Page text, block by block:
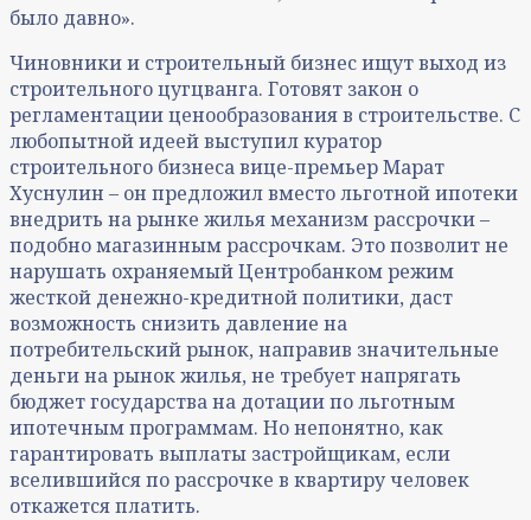
было давно».
Чиновники и строительный бизнес ищут выход из
строительного цугцванга. Готовят закон о
регламентации ценообразования в строительстве. С
любопытной идеей выступил куратор
строительного бизнеса вице-премьер Марат
Хуснулин – он предложил вместо льготной ипотеки
внедрить на рынке жилья механизм рассрочки –
подобно магазинным рассрочкам. Это позволит не
нарушать охраняемый Центробанком режим
жесткой денежно-кредитной политики, даст
возможность снизить давление на
потребительский рынок, направив значительные
деньги на рынок жилья, не требует напрягать
бюджет государства на дотации по льготным
ипотечным программам. Но непонятно, как
гарантировать выплаты застройщикам, если
вселившийся по рассрочке в квартиру человек
откажется платить.